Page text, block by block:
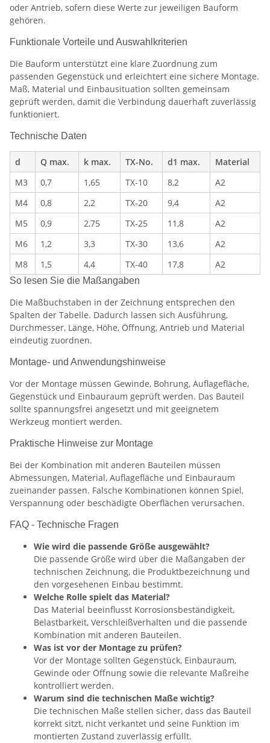
oder Antrieb, sofern diese Werte zur jeweiligen Bauform
gehören.
Funktionale Vorteile und Auswahlkriterien
Die Bauform unterstützt eine klare Zuordnung zum
passenden Gegenstück und erleichtert eine sichere Montage.
Maß, Material und Einbausituation sollten gemeinsam
geprüft werden, damit die Verbindung dauerhaft zuverlässig
funktioniert.
Technische Daten
d Q max. k max. TX-No. d1 max.
Material
M3
0,7 1,65 TX-10 8,2
A2
M4
0,8 2,2 TX-20 9,4
A2
M5
0,9 2,75 TX-25 11,8
A2
M6
1,2 3,3 TX-30 13,6
A2
M8
1,5 4,4 TX-40 17,8 A2
So lesen Sie die Maßangaben
Die Maßbuchstaben in der Zeichnung entsprechen den
Spalten der Tabelle. Dadurch lassen sich Ausführung,
Durchmesser, Länge, Höhe, Öffnung, Antrieb und Material
eindeutig zuordnen.
Montage- und Anwendungshinweise
Vor der Montage müssen Gewinde, Bohrung, Auflagefläche,
Gegenstück und Einbauraum geprüft werden. Das Bauteil
sollte spannungsfrei angesetzt und mit geeignetem
Werkzeug montiert werden.
Praktische Hinweise zur Montage
Bei der Kombination mit anderen Bauteilen müssen
Abmessungen, Material, Auflagefläche und Einbauraum
zueinander passen. Falsche Kombinationen können Spiel,
Verspannung oder beschädigte Oberflächen verursachen.
FAQ - Technische Fragen
Wie wird die passende Größe ausgewählt?
Die passende Größe wird über die Maßangaben der
technischen Zeichnung, die Produktbezeichnung und
den vorgesehenen Einbau bestimmt.
Welche Rolle spielt das Material?
Das Material beeinflusst Korrosionsbeständigkeit,
Belastbarkeit, Verschleißverhalten und die passende
Kombination mit anderen Bauteilen.
Was ist vor der Montage zu prüfen?
Vor der Montage sollten Gegenstück, Einbauraum,
Gewinde oder Öffnung sowie die relevante Maßreihe
kontrolliert werden.
Warum sind die technischen Maße wichtig?
Die technischen Maße stellen sicher, dass das Bauteil
korrekt sitzt, nicht verkantet und seine Funktion im
montierten Zustand zuverlässig erfüllt.